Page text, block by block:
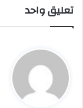
تعليق واحد